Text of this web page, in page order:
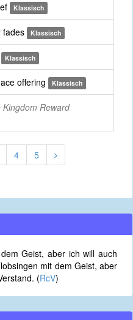
Klassisch
fades Klassisch
Klassisch
offering Klassisch
Reward
4 5
Geist, aber ich will auch
mit dem Geist, aber
(RcV)